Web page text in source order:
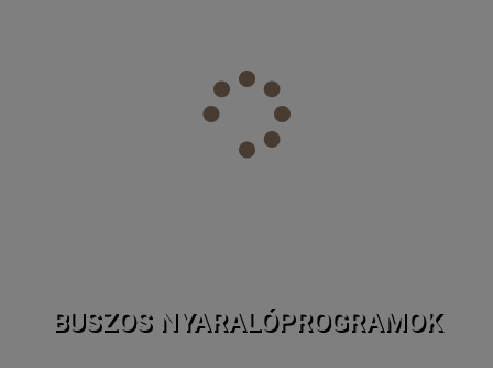
BUSZOS NYARALÓPROGRAMOK